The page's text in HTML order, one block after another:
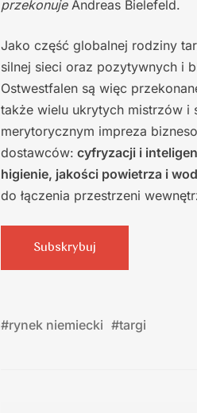
przekonujeAndreas Bielefeld.
Jako część globalnej rodziny
silnej sieci oraz pozytywnych i
Ostwestfalen są więc
także wielu ukrytych mistrzów i
merytorycznym impreza
dostawców: cyfryzacji i
higienie, jakości powietrza i
do łączenia przestrzeni
Subskrybuj
#rynek niemiecki #targi